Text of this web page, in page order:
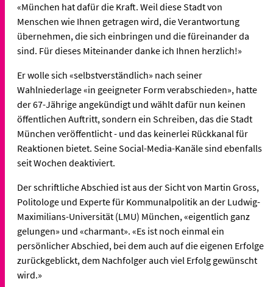
«München hat dafür die Kraft. Weil diese Stadt von
Menschen wie Ihnen getragen wird, die Verantwortung
übernehmen, die sich einbringen und die füreinander da
sind. Für dieses Miteinander danke ich Ihnen herzlich!»
Er wolle sich «selbstverständlich» nach seiner
Wahlniederlage «in geeigneter Form verabschieden», hatte
der 67-Jährige angekündigt und wählt dafür nun keinen
öffentlichen Auftritt, sondern ein Schreiben, das die Stadt
München veröffentlicht - und das keinerlei Rückkanal für
Reaktionen bietet. Seine Social-Media-Kanäle sind ebenfalls
seit Wochen deaktiviert.
Der schriftliche Abschied ist aus der Sicht von Martin Gross,
Politologe und Experte für Kommunalpolitik an der Ludwig-
Maximilians-Universität (LMU) München, «eigentlich ganz
gelungen» und «charmant». «Es ist noch einmal ein
persönlicher Abschied, bei dem auch auf die eigenen Erfolge
zurückgeblickt, dem Nachfolger auch viel Erfolg gewünscht
wird.»